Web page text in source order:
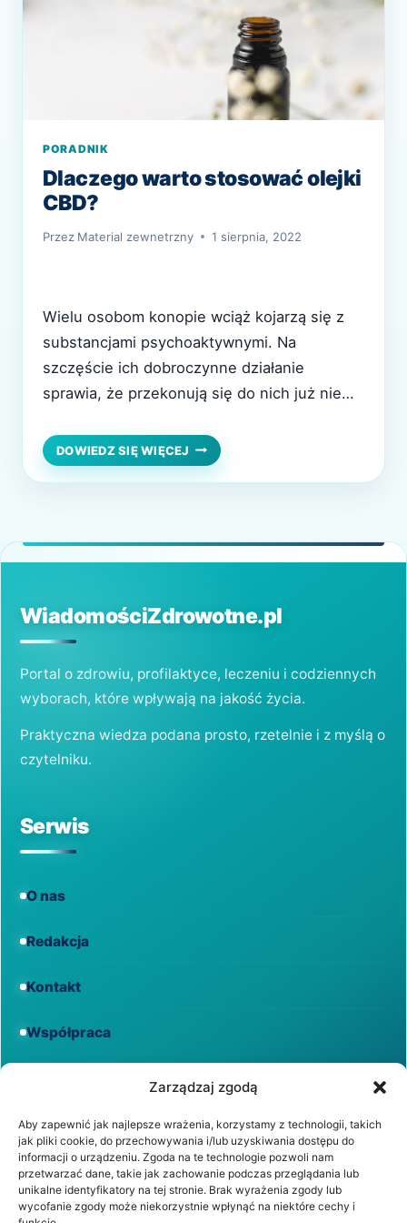
Zarządzaj zgodą
Aby zapewnić jak najlepsze wrażenia, korzystamy z technologii, takich
jak pliki cookie, do przechowywania i/lub uzyskiwania dostępu do
informacji o urządzeniu. Zgoda na te technologie pozwoli nam
przetwarzać dane, takie jak zachowanie podczas przeglądania lub
unikalne identyfikatory na tej stronie. Brak wyrażenia zgody lub
wycofanie zgody może niekorzystnie wpłynąć na niektóre cechy i
PORADNIK
Dlaczego warto stosować olejki
CBD?
Przez Material zewnetrzny 1 sierpnia, 2022
Wielu osobom konopie wciąż kojarzą się z
substancjami psychoaktywnymi. Na
szczęście ich dobroczynne działanie
sprawia, że przekonują się do nich już nie
stadium chorobowym. Przyjmuje się je w
różnej postaci, od czego też zależy
substancją…
DOWIEDZ SIĘ WIĘCEJ DLACZEGO
WARTO
STOSOWAĆ
WiadomościZdrowotne.pl
Portal o zdrowiu, profilaktyce, leczeniu i codziennych
wyborach, które wpływają na jakość życia.
Praktyczna wiedza podana prosto, rzetelnie i z myślą o
czytelniku.
Serwis
O nas
Redakcja
Kontakt
Współpraca
Regulamin
Polityka prywatności